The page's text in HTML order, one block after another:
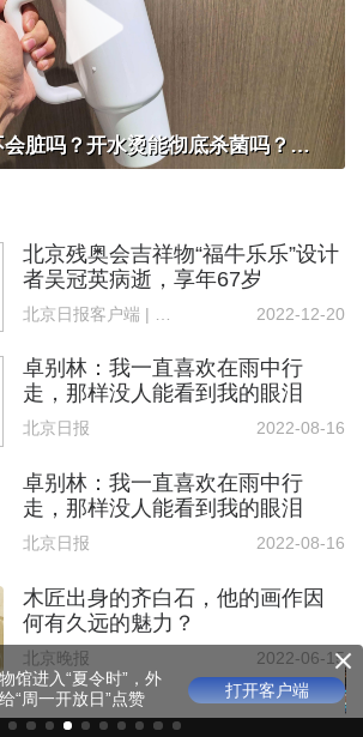
只装白开水就不会脏吗？开水烫能彻底杀菌吗？感控专家详解“吸管杯”藏菌真相｜都视频·热观察
北京残奥会吉祥物“福牛乐乐”设计
者吴冠英病逝，享年67岁
2022-12-20
卓别林：我一直喜欢在雨中行
走，那样没人能看到我的眼泪
北京日报 2022-08-16
卓别林：我一直喜欢在雨中行
走，那样没人能看到我的眼泪
北京日报 2022-08-16
木匠出身的齐白石，他的画作因
何有久远的魅力？
北京晚报
2022-06-15
光影版乾隆花园邀观众沉浸
游园
打开客户端